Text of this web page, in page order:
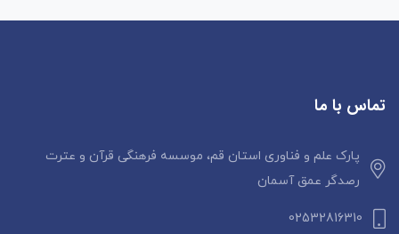
تماس با ما
پارک علم و فناوری استان قم، موسسه فرهنگی قرآن و عترت
رصدگر عمق آسمان
02532816310